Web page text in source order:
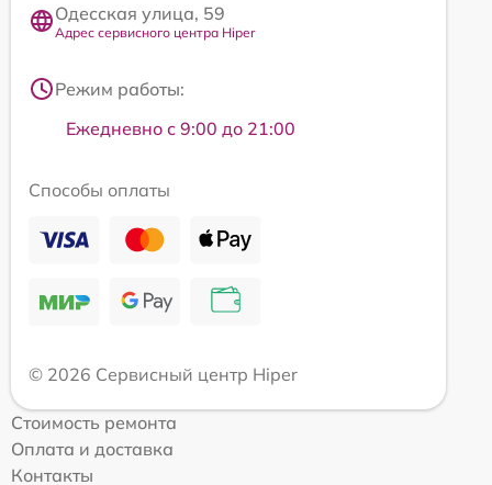
Одесская улица, 59
Адрес сервисного центра Hiper
Режим работы:
Ежедневно с 9:00 до 21:00
Способы оплаты
© 2026 Сервисный центр Hiper
Стоимость ремонта
Оплата и доставка
Контакты